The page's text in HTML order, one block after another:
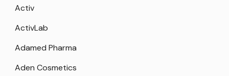
Activ
ActivLab
Adamed Pharma
Aden Cosmetics